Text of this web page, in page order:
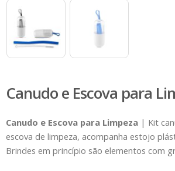
Canudo e Escova para
Canudo e Escova para Limpeza | Kit
escova de limpeza, acompanha estojo
Brindes em princípio são elementos com